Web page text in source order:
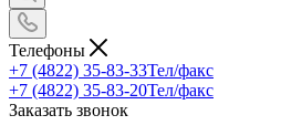
Телефоны
+7 (4822) 35-83-33Тел/факс
+7 (4822) 35-83-20Тел/факс
Заказать звонок